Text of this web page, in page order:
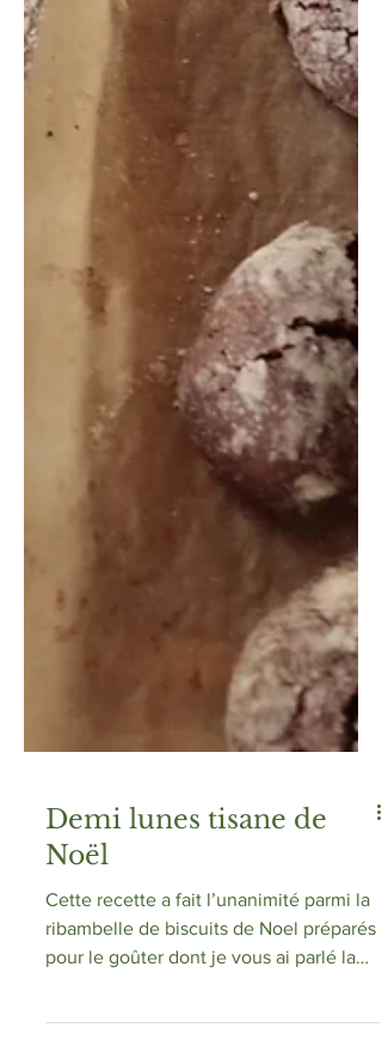
Demi lunes tisane de
Noël
ribambelle de biscuits de Noel préparés